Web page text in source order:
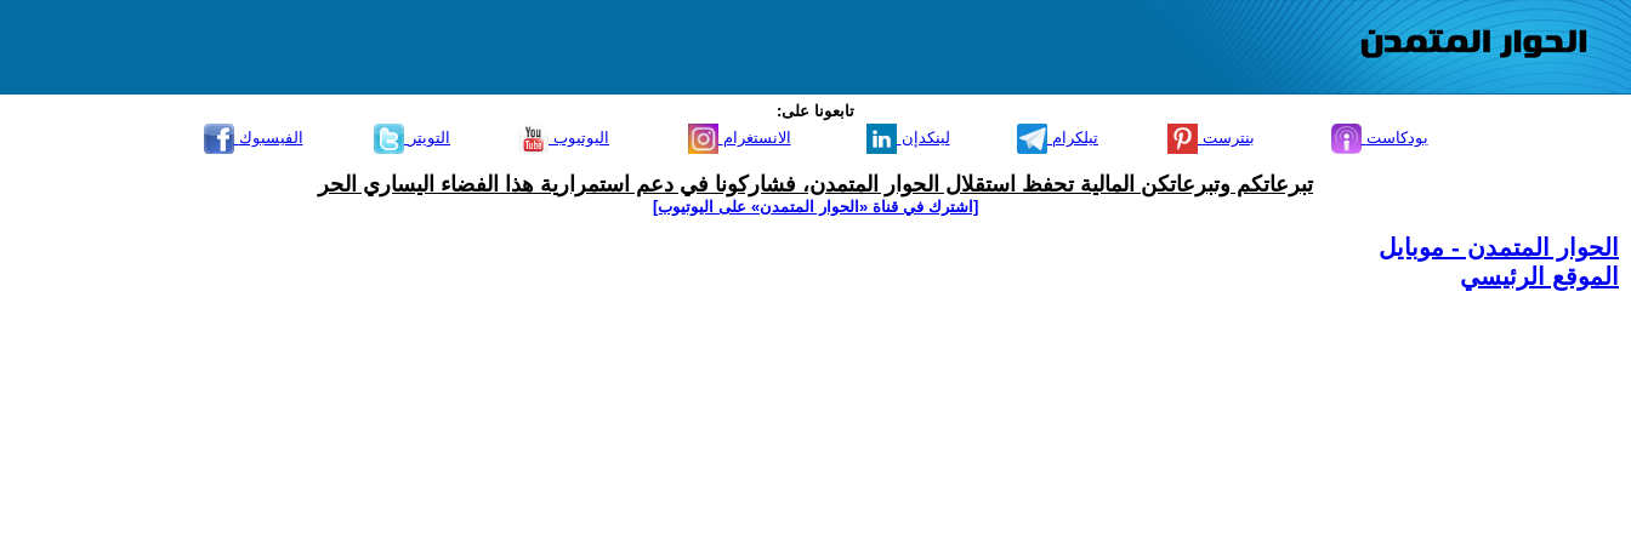
تابعونا على:
الفيسبوك
التويتر اليوتيوب الانستغرام لينكدإن تيلكرام بنترست بودكاست
تبرعاتكم وتبرعاتكن المالية تحفظ استقلال الحوار المتمدن، فشاركونا في دعم استمرارية هذا الفضاء اليساري الحر
[اشترك في قناة ‫«الحوار المتمدن» على اليوتيوب]
الحوار المتمدن - موبايل
الموقع الرئيسي